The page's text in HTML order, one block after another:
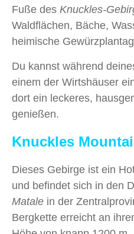
Fuße des Knuckles-
Waldflächen, Bäche,
heimische
Du kannst während
einem der Wirtshäuser
dort ein leckeres,
genießen.
Knuckles
Dieses Gebirge ist ein
und befindet sich in den
Matale in der
Bergkette erreicht an